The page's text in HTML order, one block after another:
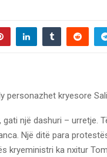
kryesore
një dashuri – urretje.
Një ditë para
kryeministri ka nxitur